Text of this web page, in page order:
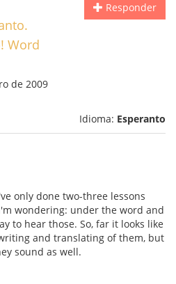
Responder
Word
de 2009
Idioma: Esperanto
only done two-three lessons
wondering: under the word and
to hear those. So, far it looks like
and translating of them, but
sound as well.